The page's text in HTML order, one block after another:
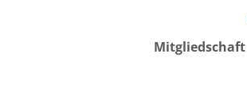
Mitgliedschaft